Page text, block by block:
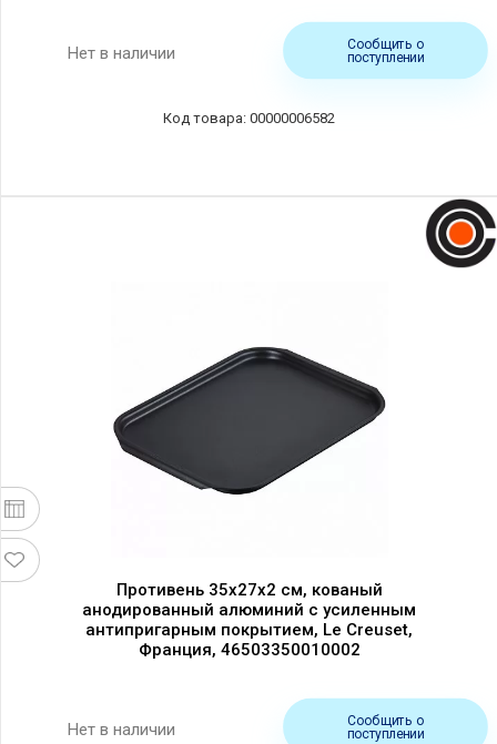
Нет в наличии
Сообщить о
поступлении
00000006582
Противень 35х27х2 см, кованый
анодированный алюминий с усиленным
антипригарным покрытием, Le Creuset,
Франция, 46503350010002
Нет в наличии
Сообщить о
поступлении